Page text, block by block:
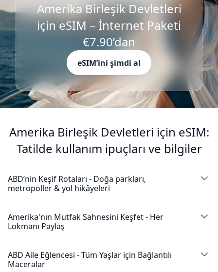
Amerika Birleşik Devletleri
için eSIM – İnternet Paketi
€7.90’dan
eSIM’ini şimdi al
Amerika Birleşik Devletleri için eSIM:
Tatilde kullanım ipuçları ve bilgiler
ABD’nin Keşif Rotaları - Doğa parkları,
metropoller & yol hikâyeleri
geçirmek isteyen herkes için ikonik cazibeler sunar.
Amerika eSIM'inle Özgürlük Anıtı, Empire State Binası
paylaş. NYC mobil verileri Central Park'ta gezinirken ve
Brooklyn Köprüsü'nde yürürken seni bağlı tutar.
Amerika'nın Mutfak Sahnesini Keşfet - Her
Lokmanı Paylaş
ediyorsun? Güvenilir Amerika mobil internet ile en iyi
restoranları keşfedebilir ve mutfak maceralarını
ABD Aile Eğlencesi - Tüm Yaşlar için Bağlantılı
Maceralar